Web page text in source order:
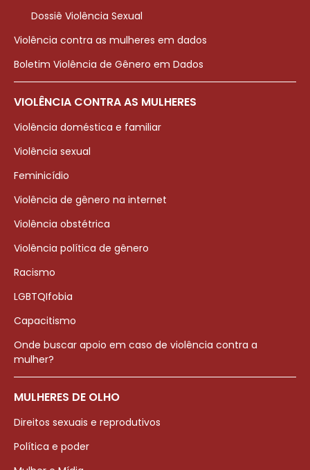
Dossiê Violência Sexual
Violência contra as mulheres em dados
Boletim Violência de Gênero em Dados
VIOLÊNCIA CONTRA AS MULHERES
Violência doméstica e familiar
Violência sexual
Feminicídio
Violência de gênero na internet
Violência obstétrica
Violência política de gênero
Racismo
LGBTQIfobia
Capacitismo
Onde buscar apoio em caso de violência contra a
mulher?
MULHERES DE OLHO
Direitos sexuais e reprodutivos
Política e poder